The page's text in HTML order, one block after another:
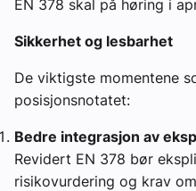
EN 378 skal på høring i
Sikkerhet og lesbarhet
De viktigste momentene
posisjonsnotatet:
Bedre integrasjon av
Revidert EN 378 bør
risikovurdering og krav